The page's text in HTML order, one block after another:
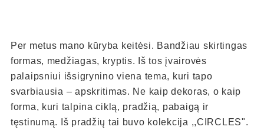
Per metus mano kūryba keitėsi. Bandžiau skirtingas
formas, medžiagas, kryptis. Iš tos įvairovės
palaipsniui išsigrynino viena tema, kuri tapo
svarbiausia – apskritimas. Ne kaip dekoras, o kaip
forma, kuri talpina ciklą, pradžią, pabaigą ir
tęstinumą. Iš pradžių tai buvo kolekcija ,,CIRCLES".